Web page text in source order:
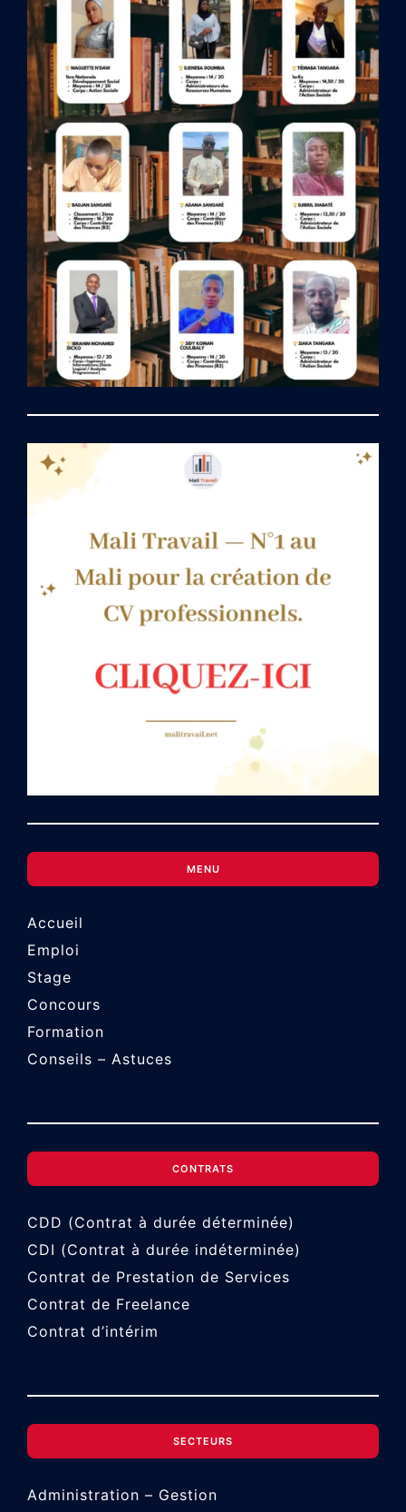
MENU
Accueil
Emploi
Stage
Concours
Formation
Conseils – Astuces
CONTRATS
CDD (Contrat à durée déterminée)
CDI (Contrat à durée indéterminée)
Contrat de Prestation de Services
Contrat de Freelance
Contrat d’intérim
SECTEURS
Administration – Gestion